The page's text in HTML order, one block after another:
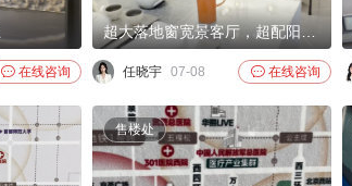
 在线咨询 任晓宇 07-08  在线咨询
售楼处